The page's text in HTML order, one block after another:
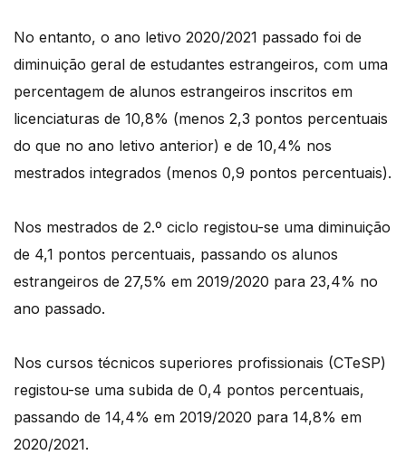
No entanto, o ano letivo 2020/2021 passado foi de
diminuição geral de estudantes estrangeiros, com uma
percentagem de alunos estrangeiros inscritos em
licenciaturas de 10,8% (menos 2,3 pontos percentuais
do que no ano letivo anterior) e de 10,4% nos
mestrados integrados (menos 0,9 pontos percentuais).
Nos mestrados de 2.º ciclo registou-se uma diminuição
de 4,1 pontos percentuais, passando os alunos
estrangeiros de 27,5% em 2019/2020 para 23,4% no
ano passado.
Nos cursos técnicos superiores profissionais (CTeSP)
registou-se uma subida de 0,4 pontos percentuais,
passando de 14,4% em 2019/2020 para 14,8% em
2020/2021.